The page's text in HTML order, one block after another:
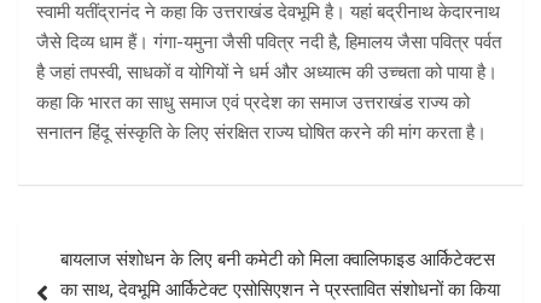
स्वामी यतींद्रानंद ने कहा कि उत्तराखंड देवभूमि है। यहां बद्रीनाथ केदारनाथ
जैसे दिव्य धाम हैं। गंगा-यमुना जैसी पवित्र नदी है, हिमालय जैसा पवित्र पर्वत
है जहां तपस्वी, साधकों व योगियों ने धर्म और अध्यात्म की उच्चता को पाया है।
कहा कि भारत का साधु समाज एवं प्रदेश का समाज उत्तराखंड राज्य को
सनातन हिंदू संस्कृति के लिए संरक्षित राज्य घोषित करने की मांग करता है।
navigation
बायलाज संशोधन के लिए बनी कमेटी को मिला क्वालिफाइड आर्किटेक्टस
का साथ, देवभूमि आर्किटेक्ट एसोसिएशन ने प्रस्तावित संशोधनों का किया